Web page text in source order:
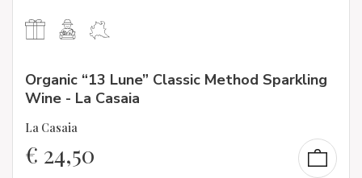
Organic “13 Lune” Classic Method Sparkling
Wine - La Casaia
La Casaia
€ 24,50